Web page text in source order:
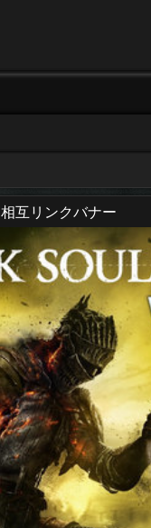
相互リンクバナー